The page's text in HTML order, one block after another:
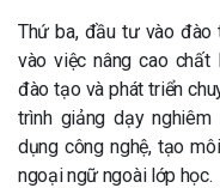
Thứ ba, đầu tư vào đào
vào việc nâng cao chất
đào tạo và phát triển
trình giảng dạy
dụng công nghệ, tạo
ngoại ngữ ngoài lớp học.